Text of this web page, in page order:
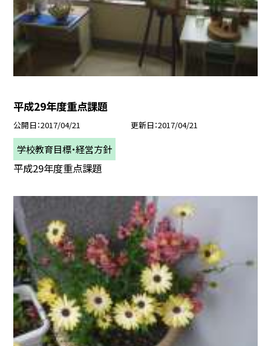
平成29年度重点課題
公開日 2017/04/21 更新日 2017/04/21
学校教育目標・経営方針
平成29年度重点課題